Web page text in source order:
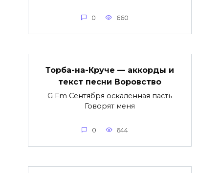
0 660
Торба-на-Круче — аккорды и
текст песни Воровство
G Fm Сентября оскаленная пасть
Говорят меня
0 644